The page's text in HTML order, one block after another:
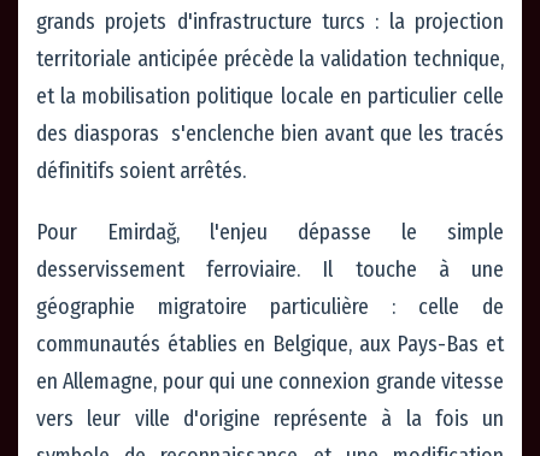
grands projets d'infrastructure turcs : la projection
territoriale anticipée précède la validation technique,
et la mobilisation politique locale en particulier celle
des diasporas s'enclenche bien avant que les tracés
définitifs soient arrêtés.
Pour Emirdağ, l'enjeu dépasse le simple
desservissement ferroviaire. Il touche à une
géographie migratoire particulière : celle de
communautés établies en Belgique, aux Pays-Bas et
en Allemagne, pour qui une connexion grande vitesse
vers leur ville d'origine représente à la fois un